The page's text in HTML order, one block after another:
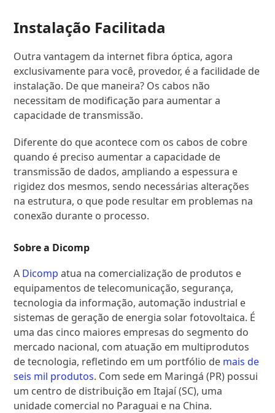
Instalação Facilitada
Outra vantagem da internet fibra óptica, agora
exclusivamente para você, provedor, é a facilidade de
instalação. De que maneira? Os cabos não
necessitam de modificação para aumentar a
capacidade de transmissão.
Diferente do que acontece com os cabos de cobre
quando é preciso aumentar a capacidade de
transmissão de dados, ampliando a espessura e
rigidez dos mesmos, sendo necessárias alterações
na estrutura, o que pode resultar em problemas na
conexão durante o processo.
Sobre a Dicomp
A Dicomp atua na comercialização de produtos e
equipamentos de telecomunicação, segurança,
tecnologia da informação, automação industrial e
sistemas de geração de energia solar fotovoltaica. É
uma das cinco maiores empresas do segmento do
mercado nacional, com atuação em multiprodutos
de tecnologia, refletindo em um portfólio de mais de
seis mil produtos. Com sede em Maringá (PR) possui
um centro de distribuição em Itajaí (SC), uma
unidade comercial no Paraguai e na China.